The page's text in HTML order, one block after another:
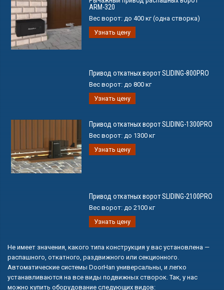
ARM-320
Вес ворот:до 400 кг (одна створка)
Узнать цену
Привод откатных ворот SLIDING-800PRO
Вес ворот:до 800 кг
Узнать цену
Привод откатных ворот SLIDING-1300PRO
Вес ворот:до 1300 кг
Узнать цену
Привод откатных ворот SLIDING-2100PRO
Вес ворот:до 2100 кг
Узнать цену
Не имеет значения, какого типа конструкция у вас установлена —
распашного, откатного, раздвижного или секционного.
Автоматические системы DoorHan универсальны, и легко
устанавливаются на все виды подвижных створок. Так, у нас
можно купить оборудование следующих видов: